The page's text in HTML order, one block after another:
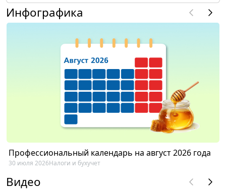
Инфографика
Профессиональный календарь на август 2026 года
30 июля 2026Налоги и бухучет
Видео